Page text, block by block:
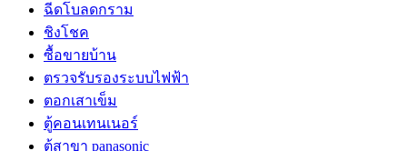
ฉีดโบลดกราม
ชิงโชค
ซื้อขายบ้าน
ตรวจรับรองระบบไฟฟ้า
ตอกเสาเข็ม
ตู้คอนเทนเนอร์
ตู้สาขา panasonic